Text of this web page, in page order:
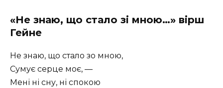
«Не знаю, що стало зі мною…» вірш
Гейне
Не знаю, що стало зо мною,
Сумує серце моє, —
Мені ні сну, ні спокою